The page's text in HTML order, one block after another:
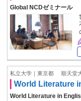
Global NCDゼミナール
私立大学｜東京都 順天堂
World Literature
World Literature in